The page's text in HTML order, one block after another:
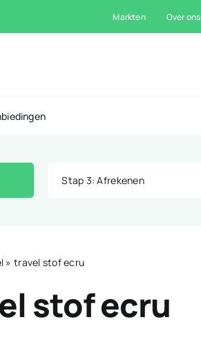
Markten Over ons
Stap 3: Afrekenen
» travel stof ecru
stof ecru